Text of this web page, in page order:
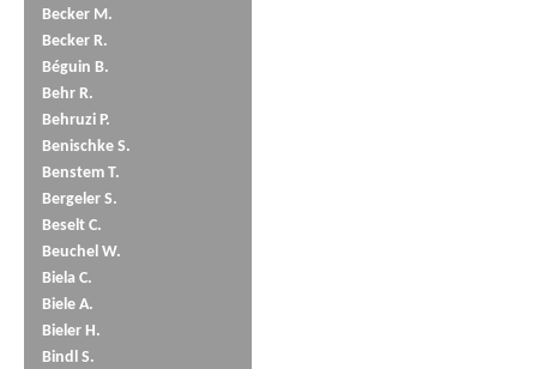
Becker M.
Becker R.
Béguin B.
Behr R.
Behruzi P.
Benischke S.
Benstem T.
Bergeler S.
Beselt C.
Beuchel W.
Biela C.
Biele A.
Bieler H.
Bindl S.